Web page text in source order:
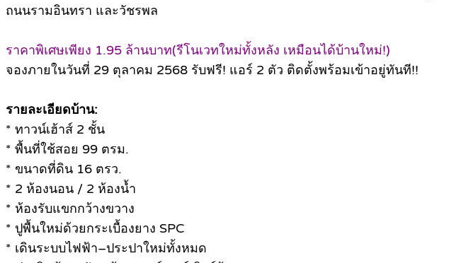
ถนนรามอินทรา และวัชรพล
ราคาพิเศษเพียง 1.95 ล้านบาท(รีโนเวทใหม่ทั้งหลัง เหมือนได้บ้านใหม่!)
จองภายในวันที่ 29 ตุลาคม 2568 รับฟรี! แอร์ 2 ตัว ติดตั้งพร้อมเข้าอยู่ทันที!!
รายละเอียดบ้าน:
* ทาวน์เฮ้าส์ 2 ชั้น
* พื้นที่ใช้สอย 99 ตรม.
* ขนาดที่ดิน 16 ตรว.
* 2 ห้องนอน / 2 ห้องน้ำ
* ห้องรับแขกกว้างขวาง
* ปูพื้นใหม่ด้วยกระเบื้องยาง SPC
* เดินระบบไฟฟ้า–ประปาใหม่ทั้งหมด